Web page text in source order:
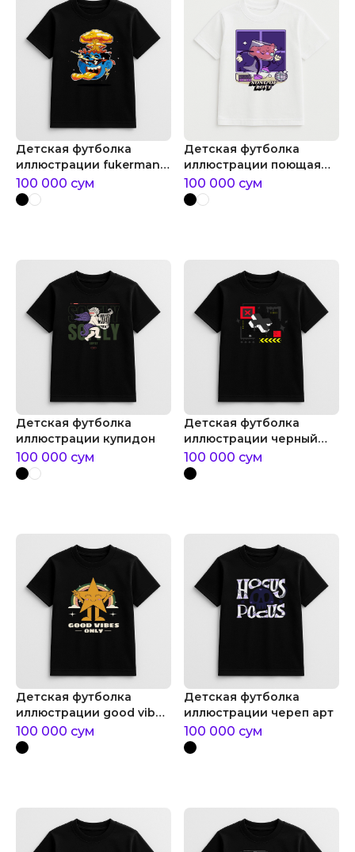
Детская футболка
иллюстрации fukerman
disco
100 000 сум
Детская футболка
иллюстрации поющая
рюмка
100 000 сум
Детская футболка
иллюстрации купидон
100 000 сум
Детская футболка
иллюстрации черный
крест
100 000 сум
Детская футболка
иллюстрации good vibes
only
100 000 сум
Детская футболка
иллюстрации череп арт
100 000 сум